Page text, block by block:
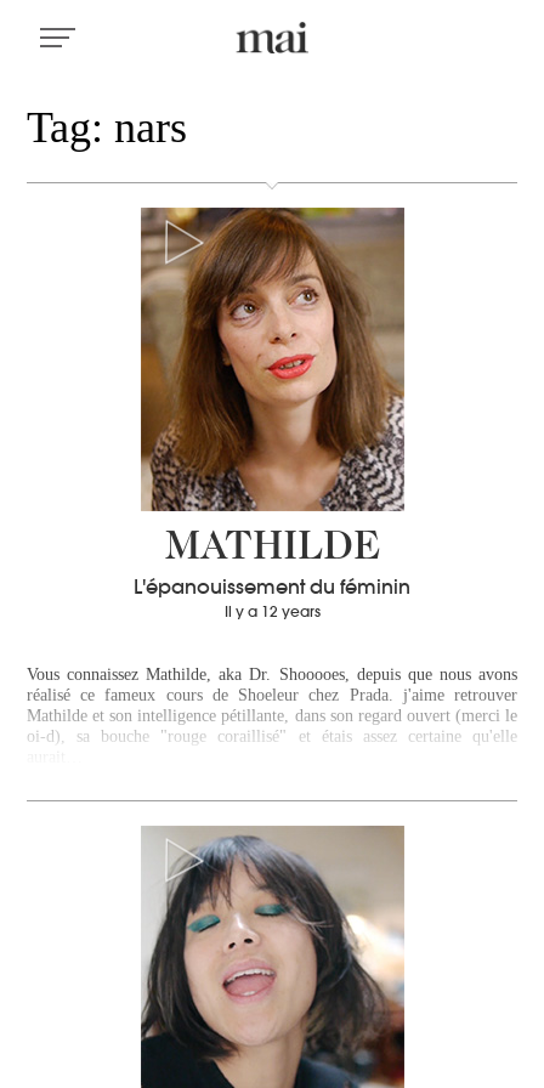
Tag: nars
MATHILDE
L'épanouissement du féminin
Il y a 12 years
Vous connaissez Mathilde, aka Dr. Shooooes, depuis que nous avons
réalisé ce fameux cours de Shoeleur chez Prada. j'aime retrouver
Mathilde et son intelligence pétillante, dans son regard ouvert (merci le
oi-d), sa bouche "rouge coraillisé" et étais assez certaine qu'elle